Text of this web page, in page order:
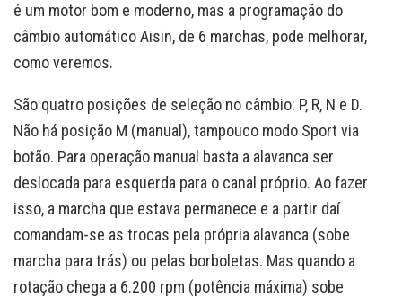
é um motor bom e moderno, mas a programação do
câmbio automático Aisin, de 6 marchas, pode melhorar,
como veremos.
São quatro posições de seleção no câmbio: P, R, N e D.
Não há posição M (manual), tampouco modo Sport via
botão. Para operação manual basta a alavanca ser
deslocada para esquerda para o canal próprio. Ao fazer
isso, a marcha que estava permanece e a partir daí
comandam-se as trocas pela própria alavanca (sobe
marcha para trás) ou pelas borboletas. Mas quando a
rotação chega a 6.200 rpm (potência máxima) sobe